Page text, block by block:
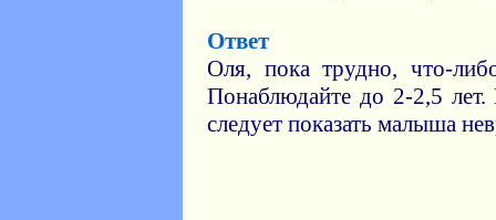
Ответ
Оля, пока трудно, что-
Понаблюдайте до 2-2,5 лет.
следует показать малыша